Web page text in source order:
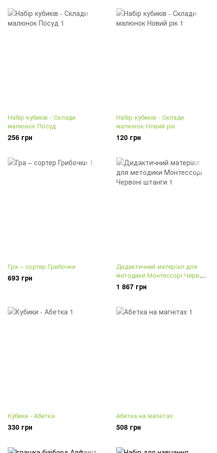
Набір кубиків - Склади
малюнок Посуд
256 грн
Набір кубиків - Склади
малюнок Новий рік
120 грн
Гра – сортер Грибочки
693 грн
Дидактичний матеріал для
методики Монтессорі Червоні
штанги
1 867 грн
Кубики - Абетка
330 грн
Абетка на магнітах
508 грн